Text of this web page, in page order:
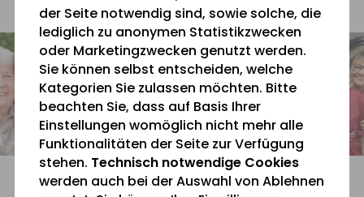
der Seite notwendig sind, sowie solche, die
lediglich zu anonymen Statistikzwecken
oder Marketingzwecken genutzt werden.
Sie können selbst entscheiden, welche
Kategorien Sie zulassen möchten. Bitte
beachten Sie, dass auf Basis Ihrer
Einstellungen womöglich nicht mehr alle
Funktionalitäten der Seite zur Verfügung
stehen. Technisch notwendige Cookies
werden auch bei der Auswahl von Ablehnen
0 26 42 40 60